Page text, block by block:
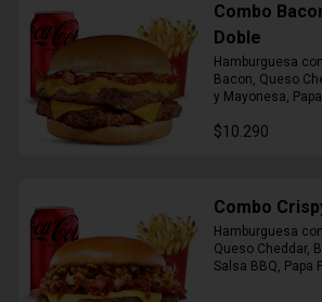
Combo
Doble
Hamburguesa
Bacon, Queso
y Mayonesa,
$10.290
Combo
Hamburguesa
Queso Cheddar,
Salsa BBQ, Papa